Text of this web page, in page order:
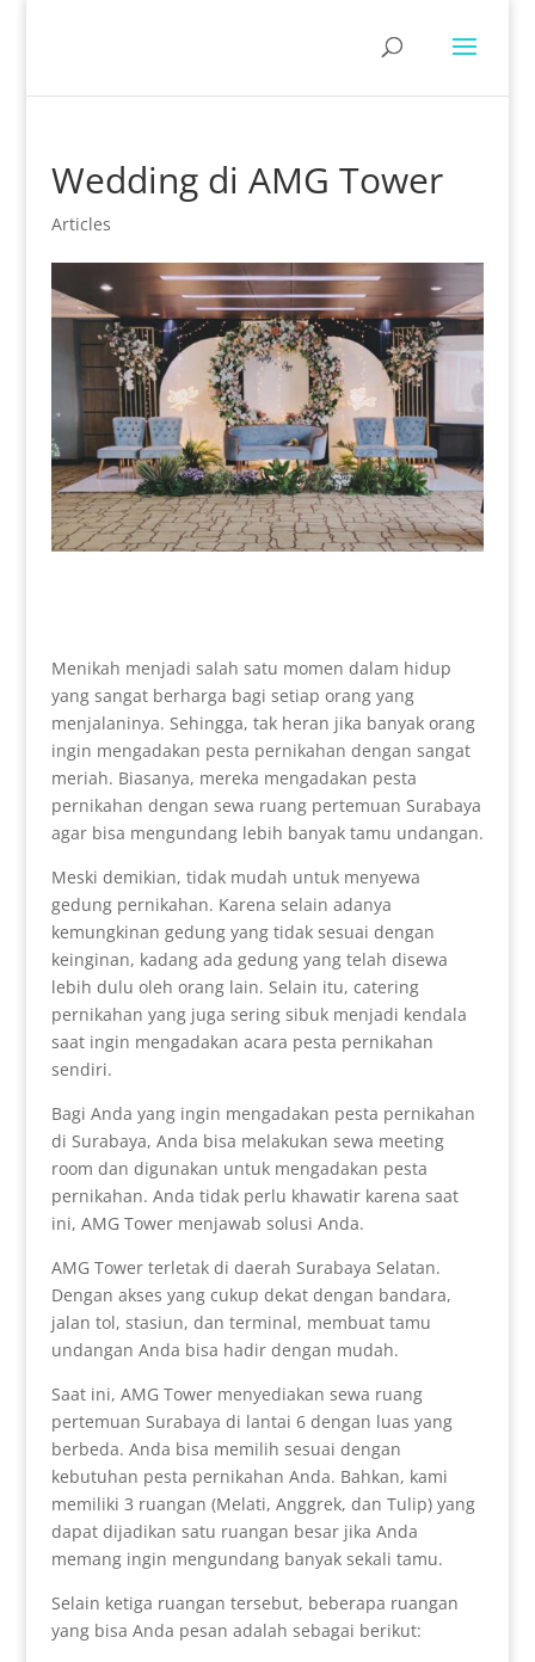
Wedding di AMG Tower
Articles
Menikah menjadi salah satu momen dalam hidup
yang sangat berharga bagi setiap orang yang
menjalaninya. Sehingga, tak heran jika banyak orang
ingin mengadakan pesta pernikahan dengan sangat
meriah. Biasanya, mereka mengadakan pesta
pernikahan dengan sewa ruang pertemuan Surabaya
agar bisa mengundang lebih banyak tamu undangan.
Meski demikian, tidak mudah untuk menyewa
gedung pernikahan. Karena selain adanya
kemungkinan gedung yang tidak sesuai dengan
keinginan, kadang ada gedung yang telah disewa
lebih dulu oleh orang lain. Selain itu, catering
pernikahan yang juga sering sibuk menjadi kendala
saat ingin mengadakan acara pesta pernikahan
sendiri.
Bagi Anda yang ingin mengadakan pesta pernikahan
di Surabaya, Anda bisa melakukan sewa meeting
room dan digunakan untuk mengadakan pesta
pernikahan. Anda tidak perlu khawatir karena saat
ini, AMG Tower menjawab solusi Anda.
AMG Tower terletak di daerah Surabaya Selatan.
Dengan akses yang cukup dekat dengan bandara,
jalan tol, stasiun, dan terminal, membuat tamu
undangan Anda bisa hadir dengan mudah.
Saat ini, AMG Tower menyediakan sewa ruang
pertemuan Surabaya di lantai 6 dengan luas yang
berbeda. Anda bisa memilih sesuai dengan
kebutuhan pesta pernikahan Anda. Bahkan, kami
memiliki 3 ruangan (Melati, Anggrek, dan Tulip) yang
dapat dijadikan satu ruangan besar jika Anda
memang ingin mengundang banyak sekali tamu.
Selain ketiga ruangan tersebut, beberapa ruangan
yang bisa Anda pesan adalah sebagai berikut: